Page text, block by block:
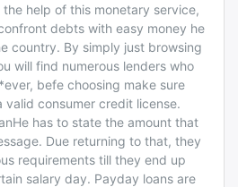
help of this monetary service,
debts with easy money he
country. By simply just browsing
will find numerous lenders who
befe choosing make sure
valid consumer credit license.
has to state the amount that
Due returning to that, they
requirements till they end up
salary day. Payday loans are